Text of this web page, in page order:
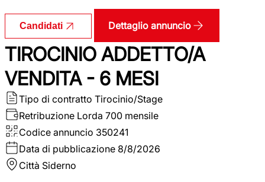
Candidati Dettaglio annuncio
TIROCINIO ADDETTO/A
VENDITA - 6 MESI
Tipo di contratto Tirocinio/Stage
Retribuzione Lorda 700 mensile
Codice annuncio 350241
Data di pubblicazione 8/8/2026
Città Siderno